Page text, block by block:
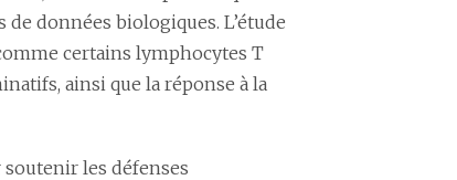
données biologiques. L’étude
certains lymphocytes T
ainsi que la réponse à la
les défenses